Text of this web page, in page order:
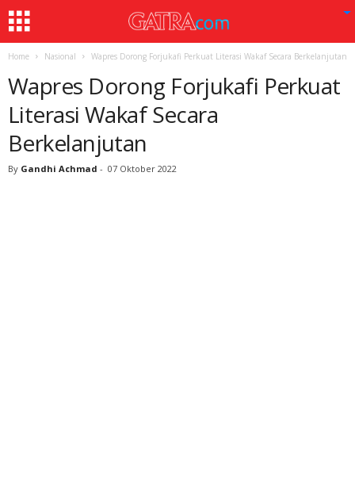
Home Nasional Wapres Dorong Forjukafi Perkuat Literasi Wakaf Secara Berkelanjutan
Wapres Dorong Forjukafi Perkuat
Literasi Wakaf Secara
Berkelanjutan
By Gandhi Achmad - 07 Oktober 2022